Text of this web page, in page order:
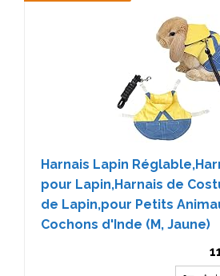
Harnais Lapin
pour Lapin,Harnais de
de Lapin,pour Petits
Cochons d'Inde (M, Jaune)